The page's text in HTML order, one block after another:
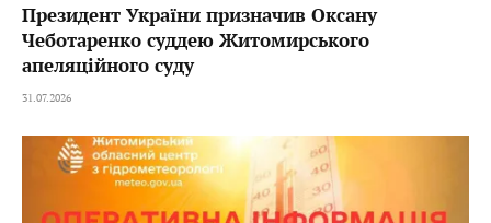
Президент України призначив Оксану
Чеботаренко суддею Житомирського
апеляційного суду
31.07.2026